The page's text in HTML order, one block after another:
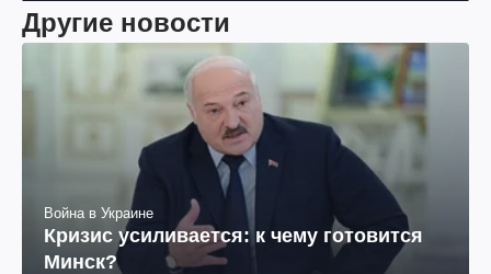
Другие новости
Война в Украине
Кризис усиливается: к чему готовится
Минск?